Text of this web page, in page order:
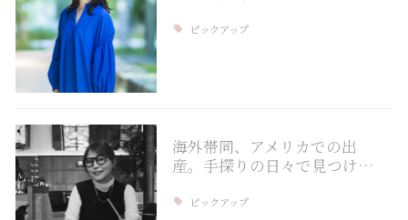
ピックアップ
海外帯同、アメリカでの出
産。手探りの日々で見つけ…
ピックアップ